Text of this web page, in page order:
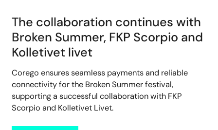
The collaboration continues with
Broken Summer, FKP Scorpio and
Kolletivet livet
Corego ensures seamless payments and reliable
connectivity for the Broken Summer festival,
supporting a successful collaboration with FKP
Scorpio and Kolletivet Livet.